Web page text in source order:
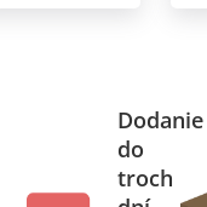
Dodanie
do
troch